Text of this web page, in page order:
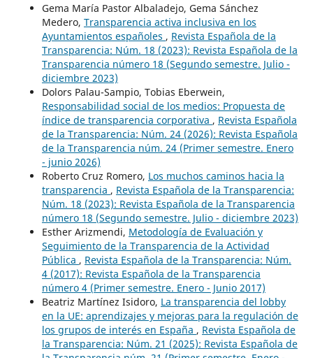
Gema María Pastor Albaladejo, Gema Sánchez
Medero, Transparencia activa inclusiva en los
Ayuntamientos españoles , Revista Española de la
Transparencia: Núm. 18 (2023): Revista Española de la
Transparencia número 18 (Segundo semestre. Julio -
diciembre 2023)
Dolors Palau-Sampio, Tobias Eberwein,
Responsabilidad social de los medios: Propuesta de
índice de transparencia corporativa , Revista Española
de la Transparencia: Núm. 24 (2026): Revista Española
de la Transparencia núm. 24 (Primer semestre. Enero
- junio 2026)
Roberto Cruz Romero, Los muchos caminos hacia la
transparencia , Revista Española de la Transparencia:
Núm. 18 (2023): Revista Española de la Transparencia
número 18 (Segundo semestre. Julio - diciembre 2023)
Esther Arizmendi, Metodología de Evaluación y
Seguimiento de la Transparencia de la Actividad
Pública , Revista Española de la Transparencia: Núm.
4 (2017): Revista Española de la Transparencia
número 4 (Primer semestre. Enero - Junio 2017)
Beatriz Martínez Isidoro, La transparencia del lobby
en la UE: aprendizajes y mejoras para la regulación de
los grupos de interés en España , Revista Española de
la Transparencia: Núm. 21 (2025): Revista Española de